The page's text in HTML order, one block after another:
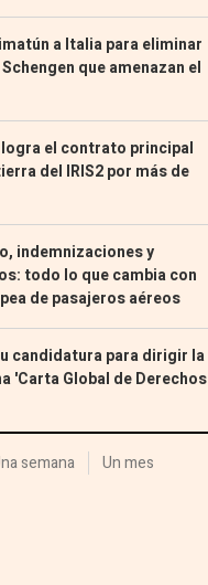
a Italia para eliminar
que amenazan el
el contrato principal
del IRIS2 por más de
indemnizaciones y
todo lo que cambia con
de pasajeros aéreos
candidatura para dirigir la
'Carta Global de Derechos
semana Un mes